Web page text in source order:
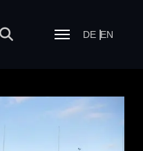
DE EN